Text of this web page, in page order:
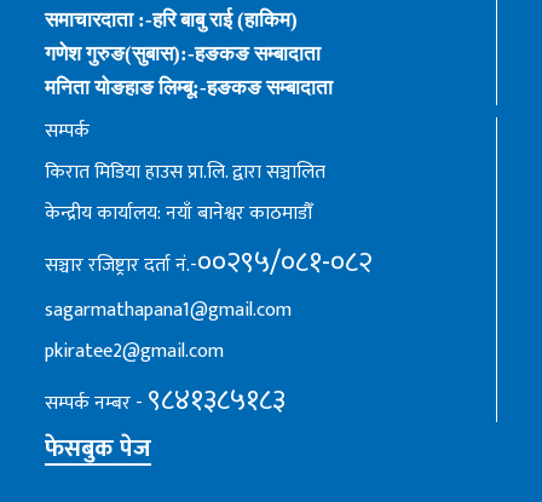
समाचारदाता :-हरि बाबु राई (हाकिम)
गणेश गुरुङ(सुबास):-हङकङ सम्बादाता
मनिता योङहाङ लिम्बू:-हङकङ सम्बादाता
सम्पर्क
किरात मिडिया हाउस प्रा.लि. द्वारा सञ्चालित
केन्द्रीय कार्यालय: नयाँ बानेश्वर काठमाडौँ
सञ्चार रजिष्ट्रार दर्ता नं.-००२९५/०८१-०८२
sagarmathapana1@gmail.com
pkiratee2@gmail.com
सम्पर्क नम्बर - ९८४१३८५१८३
फेसबुक पेज